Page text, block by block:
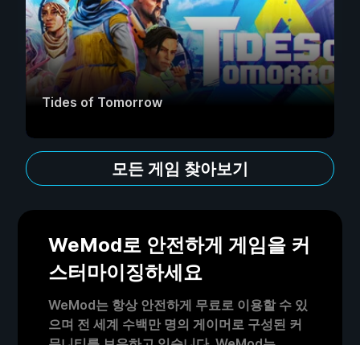
Tides of Tomorrow
모든 게임 찾아보기
WeMod로 안전하게 게임을 커
스터마이징하세요
WeMod는 항상 안전하게 무료로 이용할 수 있
으며 전 세계 수백만 명의 게이머로 구성된 커